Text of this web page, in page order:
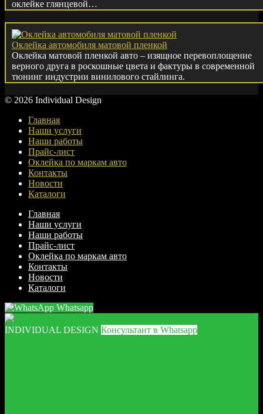
оклейке глянцевой…
Оклейка автомобиля матовой пленкой
Оклейка матовой пленкой авто – изящное перевоплощение
верного друга в роскошные цвета и фактуры в современной
тюнинг индустрии винилового стайлинга.
© 2026 Individual Design
Главная
Наши услуги
Наши работы
Прайс-лист
Оклейка по маркам авто
Контакты
Новости
Каталоги
Главная
Наши услуги
Наши работы
Прайс-лист
Оклейка по маркам авто
Контакты
Новости
Каталоги
Whatsapp
INDIVIDUAL DESIGN Консультант в Whatsapp